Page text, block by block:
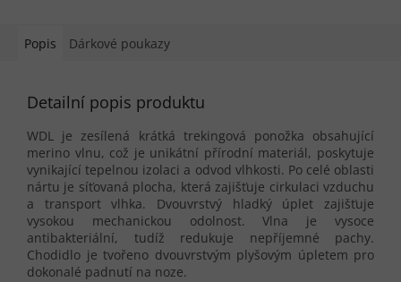
Popis Dárkové poukazy
Detailní popis produktu
WDL je zesílená krátká trekingová ponožka obsahující
merino vlnu, což je unikátní přírodní materiál, poskytuje
vynikající tepelnou izolaci a odvod vlhkosti. Po celé oblasti
nártu je síťovaná plocha, která zajišťuje cirkulaci vzduchu
a transport vlhka. Dvouvrstvý hladký úplet zajišťuje
vysokou mechanickou odolnost. Vlna je vysoce
antibakteriální, tudíž redukuje nepříjemné pachy.
Chodidlo je tvořeno dvouvrstvým plyšovým úpletem pro
dokonalé padnutí na noze.